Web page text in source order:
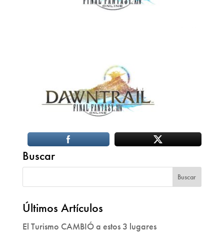
Buscar
Últimos Artículos
El Turismo CAMBIÓ a estos 3 lugares